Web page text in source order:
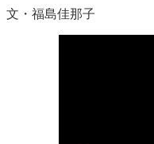
文・福島佳那子